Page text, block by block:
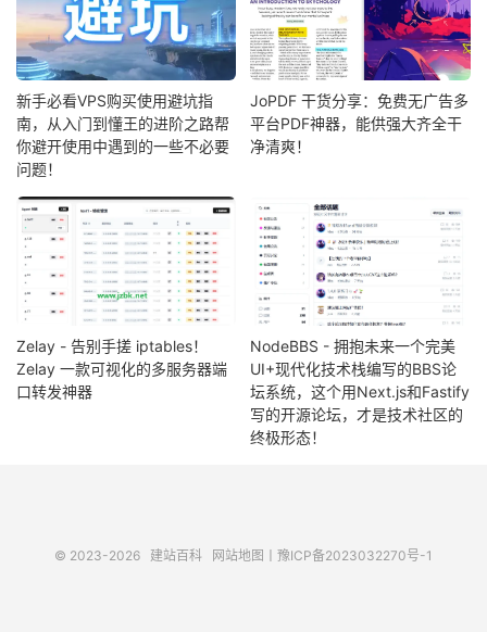
新手必看VPS购买使用避坑指
南，从入门到懂王的进阶之路帮
你避开使用中遇到的一些不必要
问题！
JoPDF 干货分享：免费无广告多
平台PDF神器，能供强大齐全干
净清爽！
Zelay - 告别手搓 iptables！
Zelay 一款可视化的多服务器端
口转发神器
NodeBBS - 拥抱未来一个完美
UI+现代化技术栈编写的BBS论
坛系统，这个用Next.js和Fastify
写的开源论坛，才是技术社区的
终极形态！
© 2023-2026 建站百科 网站地图 豫ICP备2023032270号-1